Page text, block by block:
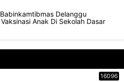
Delanggu
Anak Di Sekolah Dasar
16096